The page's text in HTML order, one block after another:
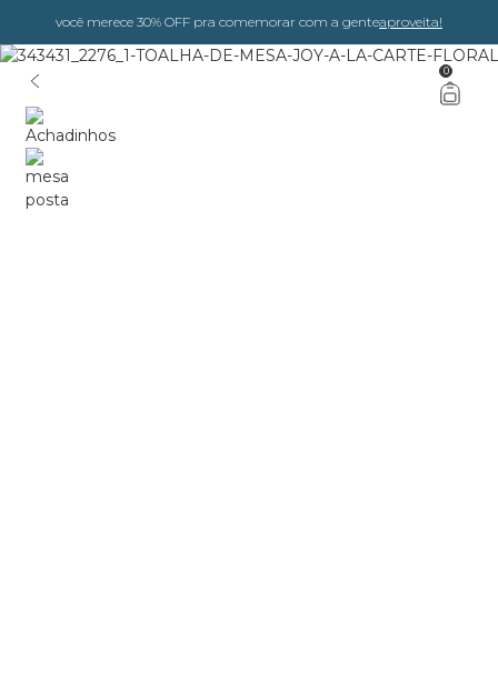
você merece 30% OFF pra comemorar com a genteaproveita!
0